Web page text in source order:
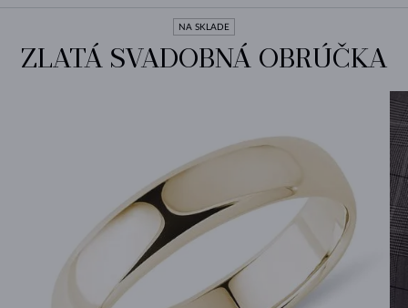
NA SKLADE
ZLATÁ SVADOBNÁ OBRÚČKA